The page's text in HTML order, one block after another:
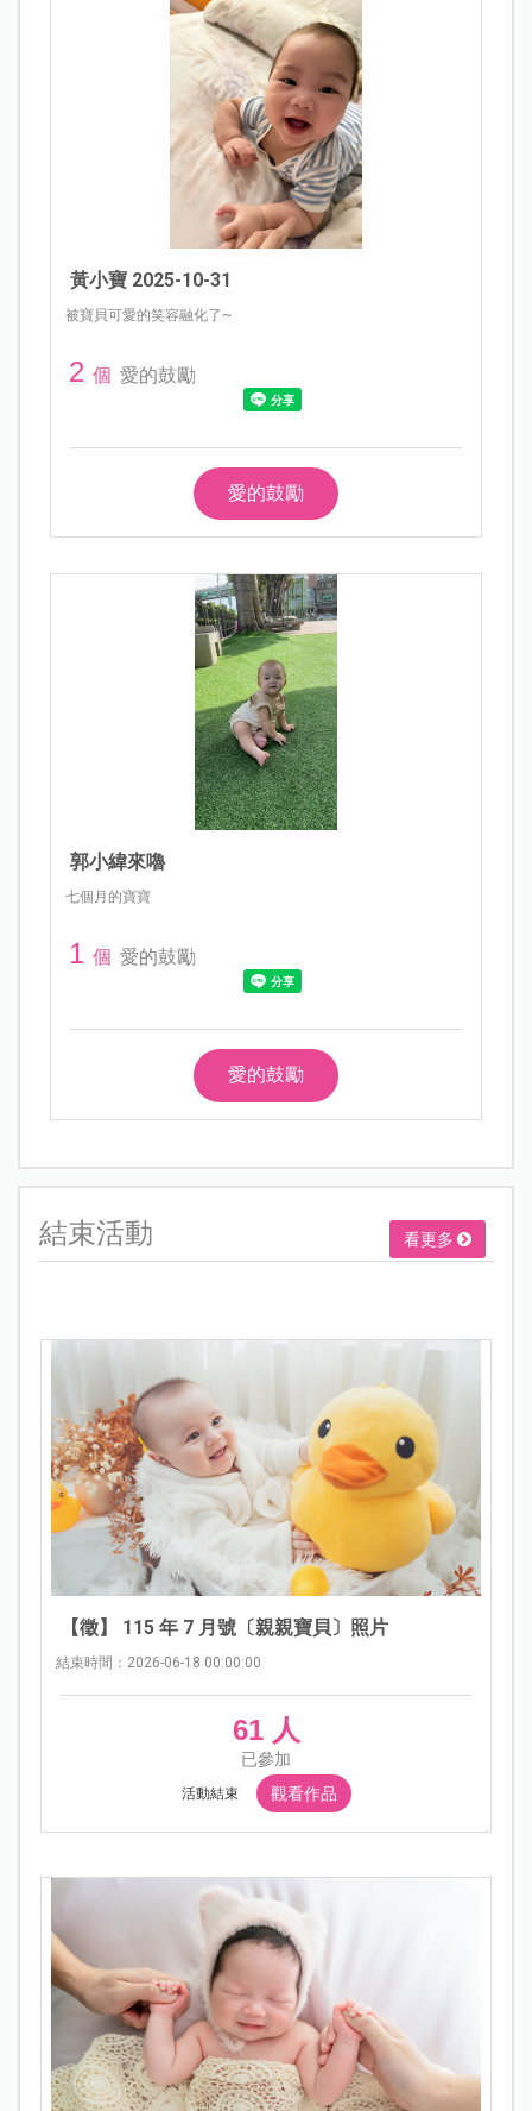
黃小寶 2025-10-31
被寶貝可愛的笑容融化了~
2 個 愛的鼓勵
愛的鼓勵
郭小緯來嚕
七個月的寶寶
1 個 愛的鼓勵
愛的鼓勵
結束活動 看更多
【徵】 115 年 7 月號〔親親寶貝〕照片
結束時間：2026-06-18 00:00:00
61 人
已參加
活動結束 觀看作品